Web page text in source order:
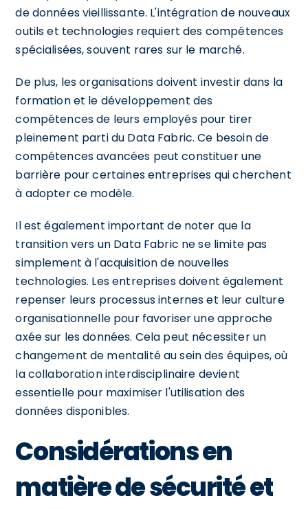
de données vieillissante. L'intégration de nouveaux
outils et technologies requiert des compétences
spécialisées, souvent rares sur le marché.
De plus, les organisations doivent investir dans la
formation et le développement des
compétences de leurs employés pour tirer
pleinement parti du Data Fabric. Ce besoin de
compétences avancées peut constituer une
barrière pour certaines entreprises qui cherchent
à adopter ce modèle.
Il est également important de noter que la
transition vers un Data Fabric ne se limite pas
simplement à l'acquisition de nouvelles
technologies. Les entreprises doivent également
repenser leurs processus internes et leur culture
organisationnelle pour favoriser une approche
axée sur les données. Cela peut nécessiter un
changement de mentalité au sein des équipes, où
la collaboration interdisciplinaire devient
essentielle pour maximiser l'utilisation des
données disponibles.
Considérations en
matière de sécurité et